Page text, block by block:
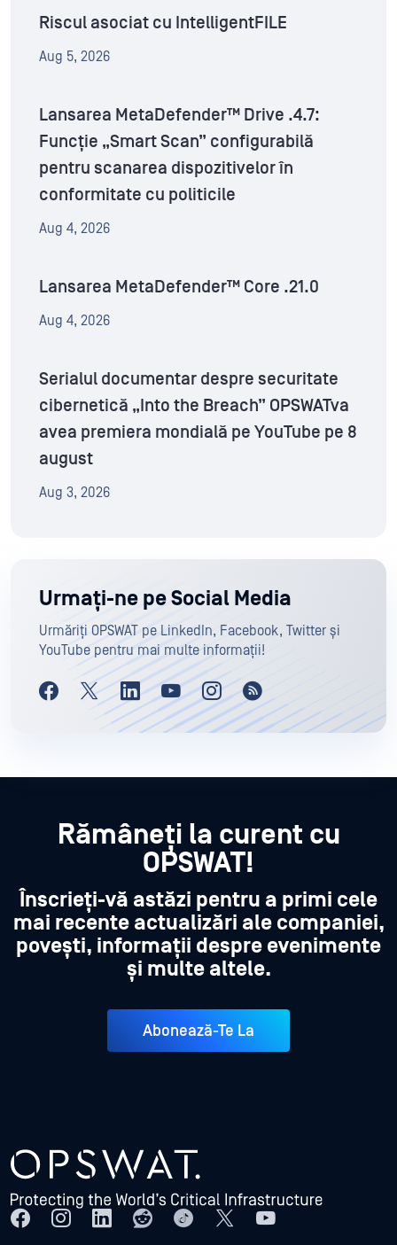
Riscul asociat cu IntelligentFILE
Aug 5, 2026
Lansarea MetaDefender™ Drive .4.7:
Funcție „Smart Scan” configurabilă
pentru scanarea dispozitivelor în
conformitate cu politicile
Aug 4, 2026
Lansarea MetaDefender™ Core .21.0
Aug 4, 2026
Serialul documentar despre securitate
cibernetică „Into the Breach” OPSWATva
avea premiera mondială pe YouTube pe 8
august
Aug 3, 2026
Urmați-ne pe Social Media
Urmăriți OPSWAT pe LinkedIn, Facebook, Twitter și
YouTube pentru mai multe informații!
Rămâneți la curent cu
OPSWAT!
Înscrieți-vă astăzi pentru a primi cele
mai recente actualizări ale companiei,
povești, informații despre evenimente
și multe altele.
Abonează-Te La